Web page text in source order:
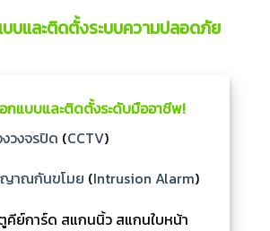
บและติดตั้งระบบความปลอดภัย
กแบบและติดตั้งระดับมืออาชีพ!
วงจรปิด (CCTV)
าณกันขโมย (Intrusion Alarm)
คีย์การ์ด สแกนนิ้ว สแกนใบหน้า